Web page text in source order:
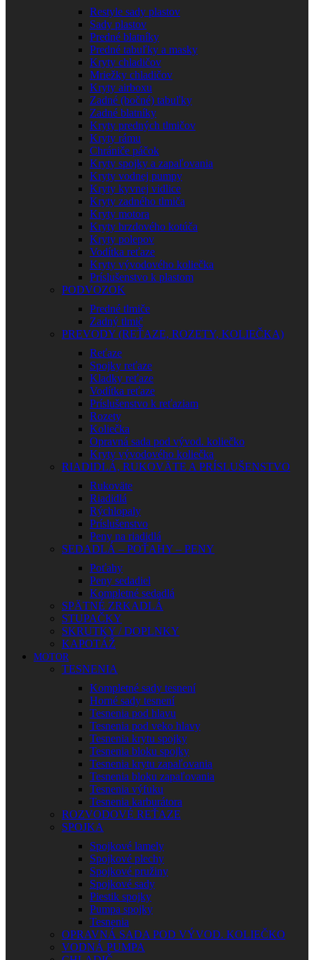
Restyle sady plastov
Sady plastov
Predné blatníky
Predné tabuľky a masky
Kryty chladičov
Mriežky chladičov
Kryty airboxu
Zadné (bočné) tabuľky
Zadné blatníky
Kryty predných tlmičov
Kryty rámu
Chrániče páčok
Kryty spojky a zapaľovania
Kryty vodnej pumpy
Kryty kyvnej vidlice
Kryty zadného tlmiča
Kryty motora
Kryty brzdového kotúča
Kryty polepov
Vodítka reťaze
Kryty vývodového koliečka
Príslušenstvo k plastom
PODVOZOK
Predné tlmiče
Zadný tlmič
PREVODY (REŤAZE, ROZETY, KOLIEČKA)
Reťaze
Spojky reťaze
Kladky reťaze
Vodítka reťaze
Príslušenstvo k reťaziam
Rozety
Koliečka
Opravná sada pod vývod. koliečko
Kryty vývodového koliečka
RIADIDLÁ, RUKOVÄTE A PRÍSLUŠENSTVO
Rukoväte
Riadidlá
Rýchlopaly
Príslušenstvo
Peny na riadidlá
SEDADLÁ – POŤAHY – PENY
Poťahy
Peny sedadiel
Kompletné sedadlá
SPÄTNÉ ZRKADLÁ
STUPAČKY
SKRUTKY / DOPLNKY
KAPOTÁŽ
MOTOR
TESNENIA
Kompletné sady tesnení
Horné sady tesnení
Tesnenia pod hlavu
Tesnenia pod veko hlavy
Tesnenia krytu spojky
Tesnenia bloku spojky
Tesnenia krytu zapaľovania
Tesnenia bloku zapaľovania
Tesnenia výfuku
Tesnenia karburátora
ROZVODOVÉ REŤAZE
SPOJKA
Spojkové lamely
Spojkové plechy
Spojkové pružiny
Spojkové sady
Piestik spojky
Pumpa spojky
Tesnenia
OPRAVNÁ SADA POD VÝVOD. KOLIEČKO
VODNÁ PUMPA